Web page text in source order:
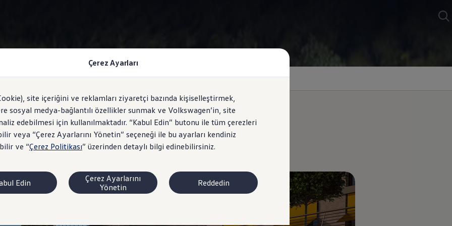
Çerez Ayarları
site içeriğini ve reklamları ziyaretçi bazında kişiselleştirmek,
sosyal medya-bağlantılı özellikler sunmak ve Volkswagen’in, site
edebilmesi için kullanılmaktadır. “Kabul Edin” butonu ile tüm çerezleri
veya “Çerez Ayarlarını Yönetin” seçeneği ile bu ayarları kendiniz
ve “Çerez Politikası” üzerinden detaylı bilgi edinebilirsiniz.
Edin
Çerez Ayarlarını
Yönetin
Reddedin
Adaptif Hız Sabitleyici "ACC"
takip mesafesi.